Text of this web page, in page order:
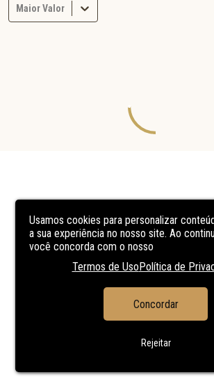
Usamos cookies para personalizar
a sua experiência no nosso site. Ao
você concorda com o nosso
Termos de UsoPolítica de
Concordar
Rejeitar
Maior Valor